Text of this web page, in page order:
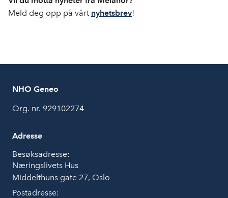
Meld deg opp på vårt nyhetsbrev!
NHO Geneo
Org. nr. 929102274
Adresse
Besøksadresse:
Næringslivets Hus
Middelthuns gate 27, Oslo
Postadresse: